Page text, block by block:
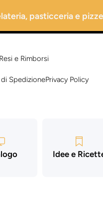
pasticceria e
Resi e Rimborsi
SpedizionePrivacy Policy
Idee e